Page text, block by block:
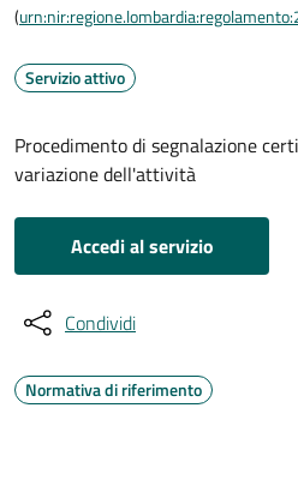
(
Servizio attivo
Procedimento di segnalazione
variazione dell'attività
Accedi al servizio
Condividi
Normativa di riferimento